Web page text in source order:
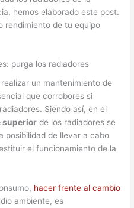
hemos elaborado este post.
rendimiento de tu equipo
purga los radiadores
un mantenimiento de
que corrobores si
Siendo así, en el
superior de los radiadores se
posibilidad de llevar a cabo
el funcionamiento de la
hacer frente al cambio
ambiente, es